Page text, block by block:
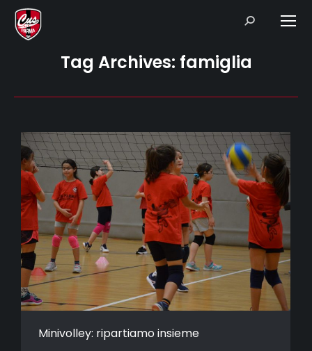
Search:
Tag Archives: famiglia
Minivolley: ripartiamo insieme